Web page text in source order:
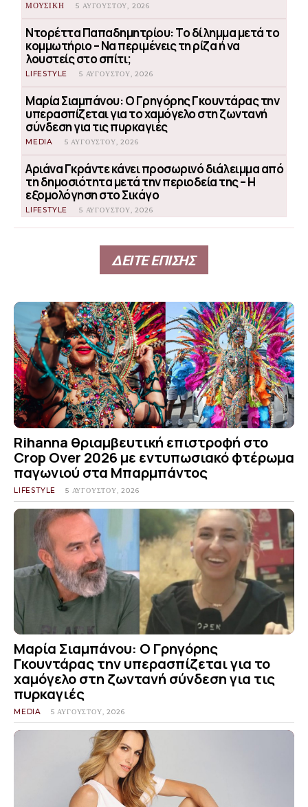
ΜΟΥΣΙΚΗ 5 ΑΥΓΟΎΣΤΟΥ, 2026
Ντορέττα Παπαδημητρίου: Το δίλημμα μετά το
κομμωτήριο – Να περιμένεις τη ρίζα ή να
λουστείς στο σπίτι;
LIFESTYLE 5 ΑΥΓΟΎΣΤΟΥ, 2026
Μαρία Σιαμπάνου: Ο Γρηγόρης Γκουντάρας την
υπερασπίζεται για το χαμόγελο στη ζωντανή
σύνδεση για τις πυρκαγιές
MEDIA 5 ΑΥΓΟΎΣΤΟΥ, 2026
Αριάνα Γκράντε κάνει προσωρινό διάλειμμα από
τη δημοσιότητα μετά την περιοδεία της – Η
εξομολόγηση στο Σικάγο
LIFESTYLE 5 ΑΥΓΟΎΣΤΟΥ, 2026
ΔΕΙΤΕ ΕΠΙΣΗΣ
Rihanna θριαμβευτική επιστροφή στο
Crop Over 2026 με εντυπωσιακό φτέρωμα
παγωνιού στα Μπαρμπάντος
LIFESTYLE 5 ΑΥΓΟΎΣΤΟΥ, 2026
Μαρία Σιαμπάνου: Ο Γρηγόρης
Γκουντάρας την υπερασπίζεται για το
χαμόγελο στη ζωντανή σύνδεση για τις
πυρκαγιές
MEDIA 5 ΑΥΓΟΎΣΤΟΥ, 2026